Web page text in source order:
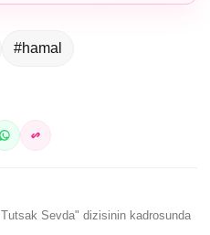
#hamal
Sevda" dizisinin kadrosunda